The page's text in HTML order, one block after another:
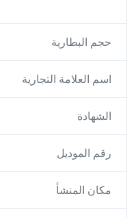
حجم البطارية
اسم العلامة التجارية
الشهادة
رقم الموديل
مكان المنشأ